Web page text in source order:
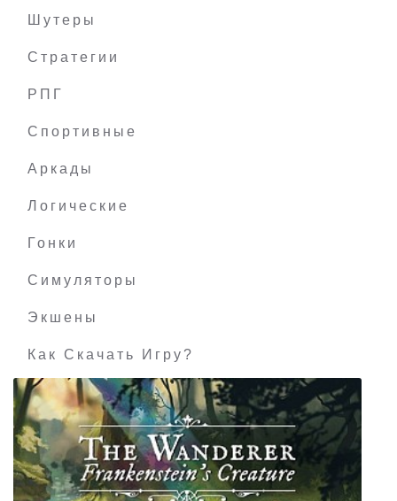
Шутеры
Стратегии
РПГ
Спортивные
Аркады
Логические
Гонки
Симуляторы
Экшены
Как Скачать Игру?